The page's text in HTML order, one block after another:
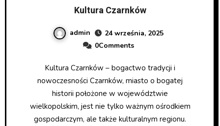
Kultura Czarnków
admin
24 września, 2025
0Comments
Kultura Czarnków – bogactwo tradycji i
nowoczesności Czarnków, miasto o bogatej
historii położone w województwie
wielkopolskim, jest nie tylko ważnym ośrodkiem
gospodarczym, ale także kulturalnym regionu.